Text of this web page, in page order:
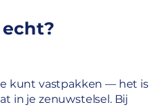
kunt vastpakken — het is
in je zenuwstelsel. Bij